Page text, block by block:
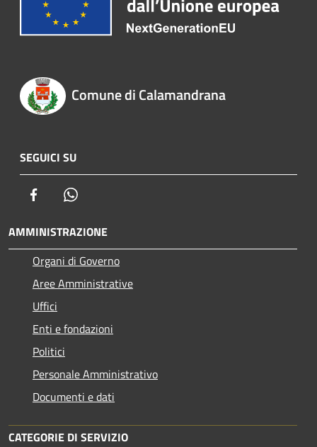
Comune di Calamandrana
SEGUICI SU
Facebook
AMMINISTRAZIONE
Organi di Governo
Aree Amministrative
Uffici
Enti e fondazioni
Politici
Personale Amministrativo
Documenti e dati
CATEGORIE DI SERVIZIO